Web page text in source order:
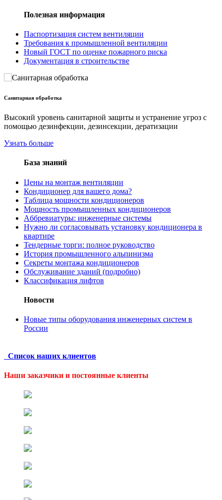
Полезная информация
Паспортизация систем вентиляции
Требования к промышленной вентиляции
Новый ГОСТ по оценке пожарного риска
Документация в строительстве
Санитарная обработка
Высокий уровень санитарной защиты и устранение угроз с
помощью дезинфекции, дезинсекции, дератизации
Узнать больше
База знаний
Цены на монтаж вентиляции
Кондиционер для вашего дома?
Таблица мощности кондиционеров
Мощность промышленных кондиционеров
Aббревиатуры: инженерные системы
Нужно ли согласовывать установку кондиционера в
квартире
Тендерные торги: полное руководство
История промышленного альпинизма
Секреты монтажа кондиционеров
Обслуживание зданий (подробно)
Классификация лифтов
Новости
Новые типы оборудования инженерных систем в
России
Список наших клиентов
Наши заказчики и постоянные клиенты